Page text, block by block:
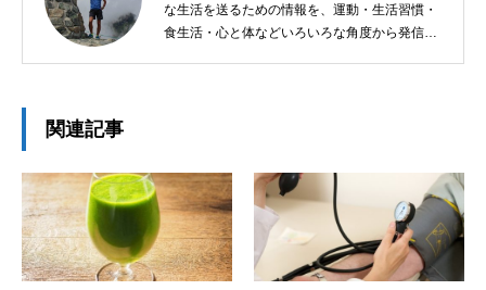
な生活を送るための情報を、運動・生活習慣・
食生活・心と体などいろいろな角度から発信し
関連記事